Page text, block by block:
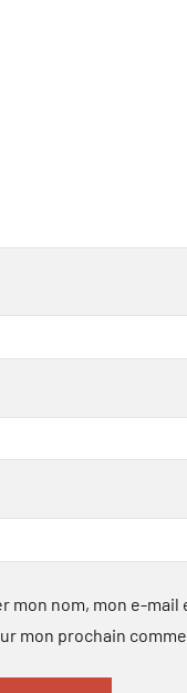
mon nom, mon e-mail
mon prochain